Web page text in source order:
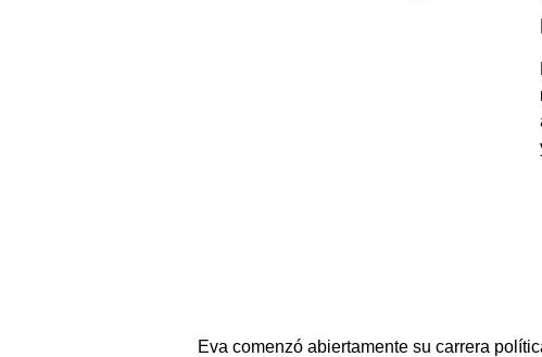
Eva comenzó abiertamente su carrera